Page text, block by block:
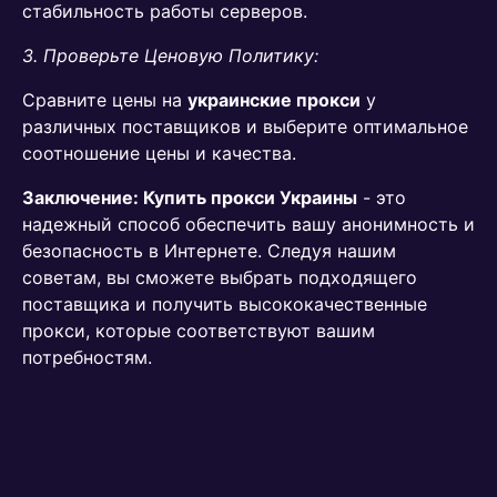
стабильность работы серверов.
3. Проверьте Ценовую Политику:
Сравните цены на украинские прокси у
различных поставщиков и выберите оптимальное
соотношение цены и качества.
Заключение: Купить прокси Украины - это
надежный способ обеспечить вашу анонимность и
безопасность в Интернете. Следуя нашим
советам, вы сможете выбрать подходящего
поставщика и получить высококачественные
прокси, которые соответствуют вашим
потребностям.